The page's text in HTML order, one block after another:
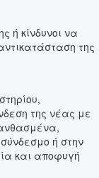
ή κίνδυνοι να
της
της νέας με
ή στην
και αποφυγή